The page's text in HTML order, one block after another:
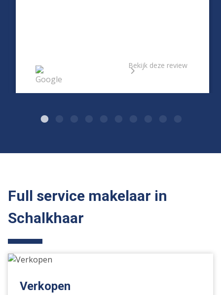
Bekijk deze review
Full service makelaar in
Schalkhaar
Verkopen
Verkopen